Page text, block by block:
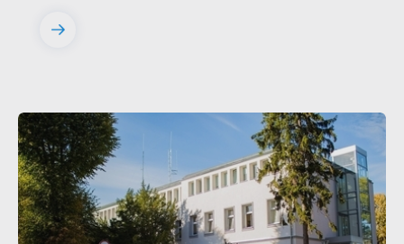
Firmy te działają w charakterze
pośredników prezentujących nasze treści w
postaci wiadomości, ofert, komunikatów
mediów społecznościowych.